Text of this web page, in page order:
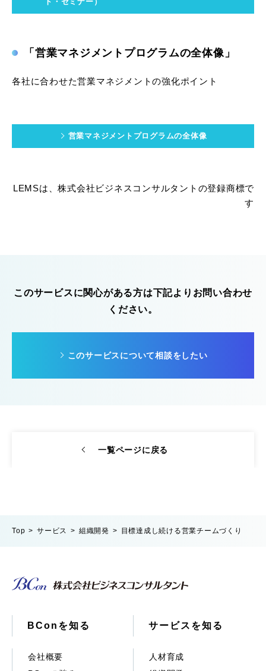
「営業マネジメントプログラムの全体像」
各社に合わせた営業マネジメントの強化ポイント
営業マネジメントプログラムの全体像
LEMSは、株式会社ビジネスコンサルタントの登録商標で
す
このサービスに関心がある方は下記よりお問い合わせ
ください。
このサービスについて相談をしたい
一覧ページに戻る
Top サービス 組織開発 目標達成し続ける営業チームづくり
BConを知る
会社概要
サービスを知る
人材育成